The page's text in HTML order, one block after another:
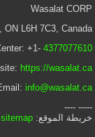
Wasalat CORP
L6H 7C3, Canada
+1- 4377077610
https://wasalat.ca
info@wasalat.ca
----- ----
خريطة الموقع:sitemap